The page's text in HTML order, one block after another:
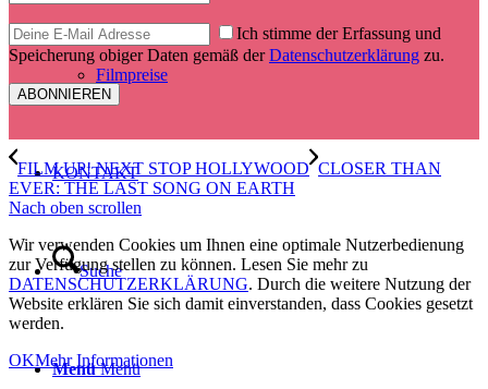
Filmpreise
KONTAKT
Suche
Menü Menü
Ich stimme der Erfassung und
Speicherung obiger Daten gemäß derDatenschutzerklärung zu.
FILM UP! NEXT STOP HOLLYWOOD CLOSER THAN
EVER: THE LAST SONG ON EARTH
Nach oben scrollen
Wir verwenden Cookies um Ihnen eine optimale Nutzerbedienung
zur Verfügung stellen zu können. Lesen Sie mehr zu
DATENSCHUTZERKLÄRUNG. Durch die weitere Nutzung der
Website erklären Sie sich damit einverstanden, dass Cookies gesetzt
werden.
OKMehr Informationen